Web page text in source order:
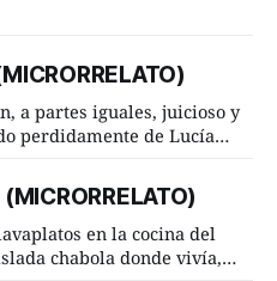
a partes iguales, juicioso y
perdidamente de Lucía
mantenían absoluta
por parte de ella.
en la cocina del
chabola donde vivía,